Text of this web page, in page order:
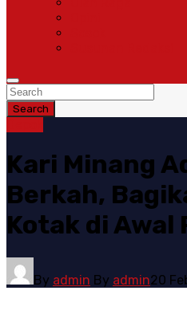
Search
Kari Minang
Berkah,
Kotak di Awal
By admin By admin20